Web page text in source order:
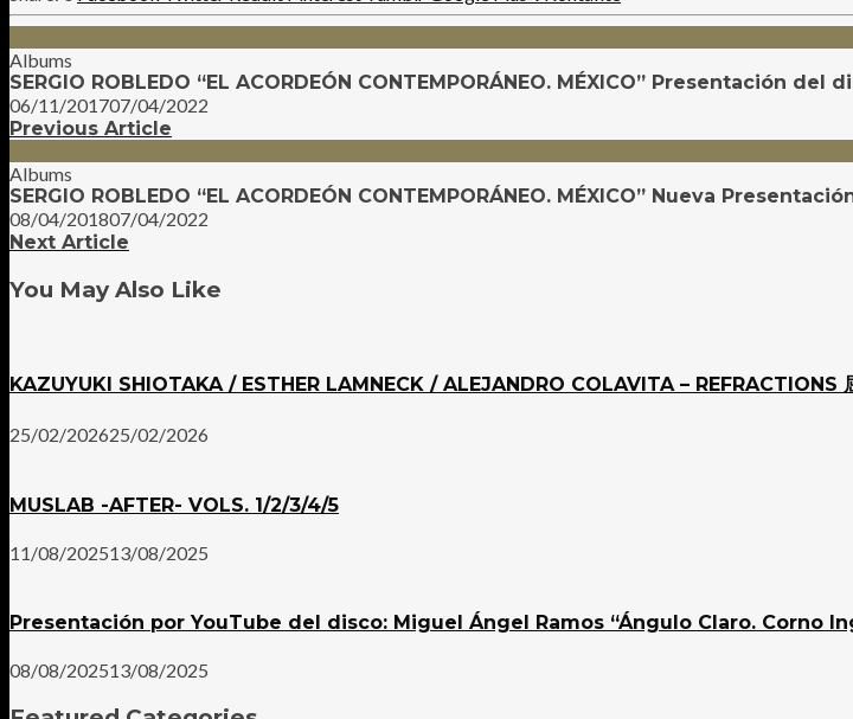
Albums
SERGIO ROBLEDO “EL ACORDEÓN CONTEMPORÁNEO. MÉXICO” Presentación del
06/11/201707/04/2022
Previous Article
Albums
SERGIO ROBLEDO “EL ACORDEÓN CONTEMPORÁNEO. MÉXICO” Nueva
08/04/201807/04/2022
Next Article
You May Also Like
KAZUYUKI SHIOTAKA / ESTHER LAMNECK / ALEJANDRO COLAVITA –
25/02/202625/02/2026
MUSLAB -AFTER- VOLS. 1/2/3/4/5
11/08/202513/08/2025
Presentación por YouTube del disco: Miguel Ángel Ramos “Ángulo Claro. Corno
08/08/202513/08/2025